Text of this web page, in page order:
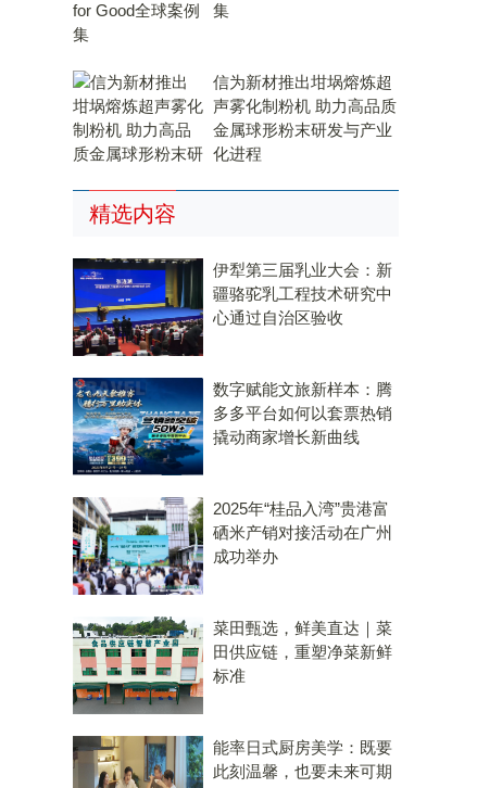
集
信为新材推出坩埚熔炼超
声雾化制粉机 助力高品质
金属球形粉末研发与产业
化进程
精选内容
伊犁第三届乳业大会：新
疆骆驼乳工程技术研究中
心通过自治区验收
数字赋能文旅新样本：腾
多多平台如何以套票热销
撬动商家增长新曲线
2025年“桂品入湾”贵港富
硒米产销对接活动在广州
成功举办
菜田甄选，鲜美直达｜菜
田供应链，重塑净菜新鲜
标准
能率日式厨房美学：既要
此刻温馨，也要未来可期